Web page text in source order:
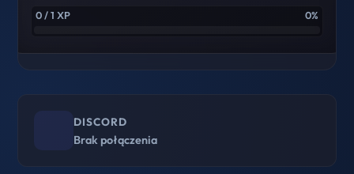
0 / 1 XP 0%
DISCORD
Brak połączenia